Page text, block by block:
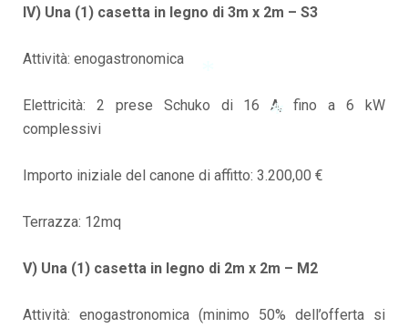
IV) Una (1) casetta in legno di 3m x 2m – S3
Attività: enogastronomica
Elettricità: 2 prese Schuko di 16 A, fino a 6 kW
complessivi
Importo iniziale del canone di affitto: 3.200,00 €
Terrazza: 12mq
V) Una (1) casetta in legno di 2m x 2m – M2
Attività: enogastronomica (minimo 50% dell’offerta si
*